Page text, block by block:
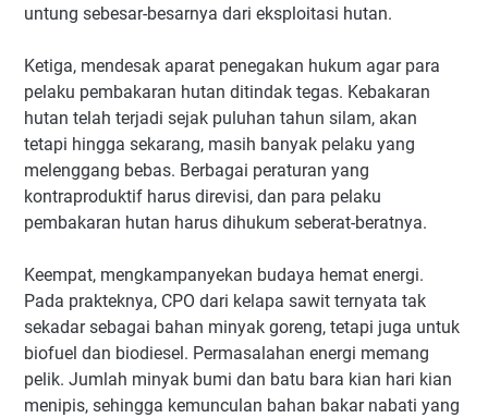
untung sebesar-besarnya dari eksploitasi hutan.
Ketiga, mendesak aparat penegakan hukum agar para
pelaku pembakaran hutan ditindak tegas. Kebakaran
hutan telah terjadi sejak puluhan tahun silam, akan
tetapi hingga sekarang, masih banyak pelaku yang
melenggang bebas. Berbagai peraturan yang
kontraproduktif harus direvisi, dan para pelaku
pembakaran hutan harus dihukum seberat-beratnya.
Keempat, mengkampanyekan budaya hemat energi.
Pada prakteknya, CPO dari kelapa sawit ternyata tak
sekadar sebagai bahan minyak goreng, tetapi juga untuk
biofuel dan biodiesel. Permasalahan energi memang
pelik. Jumlah minyak bumi dan batu bara kian hari kian
menipis, sehingga kemunculan bahan bakar nabati yang